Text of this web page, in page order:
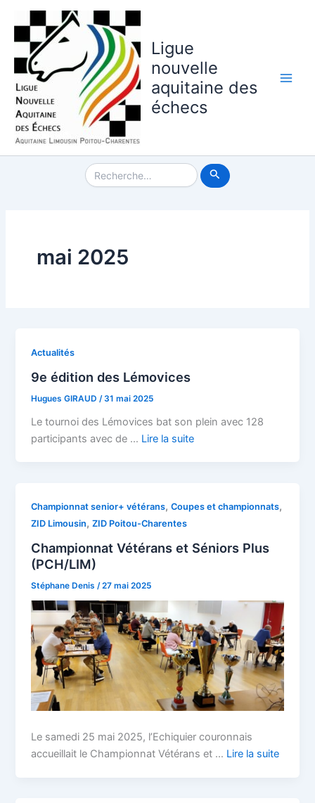
contenu
Ligue
nouvelle
aquitaine des
échecs
Rechercher :
mai 2025
Actualités
9e édition des Lémovices
Hugues GIRAUD /31 mai 2025
Le tournoi des Lémovices bat son plein avec 128
participants avec de … Lire la suite
Championnat senior+ vétérans,Coupes et championnats,
ZID Limousin,ZID Poitou-Charentes
Championnat Vétérans et Séniors Plus
(PCH/LIM)
Stéphane Denis/27 mai 2025
Le samedi 25 mai 2025, l’Echiquier couronnais
accueillait le Championnat Vétérans et … Lire la suite